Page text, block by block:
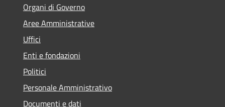
Organi di Governo
Aree Amministrative
Uffici
Enti e fondazioni
Politici
Personale Amministrativo
Documenti e dati